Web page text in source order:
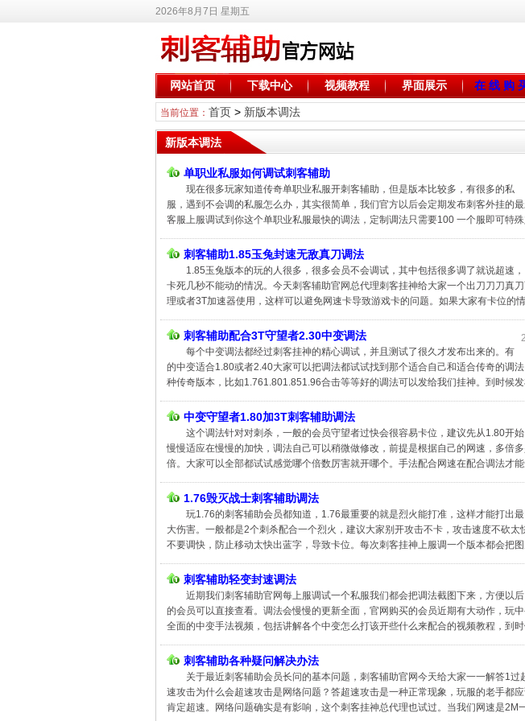
2026年8月7日 星期五
网站首页 下载中心 视频教程 界面展示 在 线 购
当前位置： 首页> 新版本调法
新版本调法
单职业私服如何调试刺客辅助
现在很多玩家知道传奇单职业私服开刺客辅助，但是版本比较多，有很多的私
服，遇到不会调的私服怎么办，其实很简单，我们官方以后会定期发布刺客外挂的
客服上服调试到你这个单职业私服最快的调法，定制调法只需要100 一个服即可特
刺客辅助1.85玉兔封速无敌真刀调法
1.85玉兔版本的玩的人很多，很多会员不会调试，其中包括很多调了就说超速，
卡死几秒不能动的情况。今天刺客辅助官网总代理刺客挂神给大家一个出刀刀刀真
理或者3T加速器使用，这样可以避免网速卡导致游戏卡的问题。如果大家有卡位的
刺客辅助配合3T守望者2.30中变调法
每个中变调法都经过刺客挂神的精心调试，并且测试了很久才发布出来的。有
的中变适合1.80或者2.40大家可以把调法都试试找到那个适合自己和适合传奇的调
种传奇版本，比如1.761.801.851.96合击等等好的调法可以发给我们挂神。到时候
中变守望者1.80加3T刺客辅助调法
这个调法针对对刺杀，一般的会员守望者过快会很容易卡位，建议先从1.80开始
慢慢适应在慢慢的加快，调法自己可以稍微做修改，前提是根据自己的网速，多倍
倍。大家可以全部都试试感觉哪个倍数厉害就开哪个。手法配合网速在配合调法才
1.76毁灭战士刺客辅助调法
玩1.76的刺客辅助会员都知道，1.76最重要的就是烈火能打准，这样才能打出最
大伤害。一般都是2个刺杀配合一个烈火，建议大家别开攻击不卡，攻击速度不砍
不要调快，防止移动太快出蓝字，导致卡位。每次刺客挂神上服调一个版本都会把
刺客辅助轻变封速调法
近期我们刺客辅助官网每上服调试一个私服我们都会把调法截图下来，方便以后
的会员可以直接查看。调法会慢慢的更新全面，官网购买的会员近期有大动作，玩
全面的中变手法视频，包括讲解各个中变怎么打该开些什么来配合的视频教程，到
刺客辅助各种疑问解决办法
关于最近刺客辅助会员长问的基本问题，刺客辅助官网今天给大家一一解答1过
速攻击为什么会超速攻击是网络问题？答超速攻击是一种正常现象，玩服的老手都
肯定超速。网络问题确实是有影响，这个刺客挂神总代理也试过。当我们网速是2M